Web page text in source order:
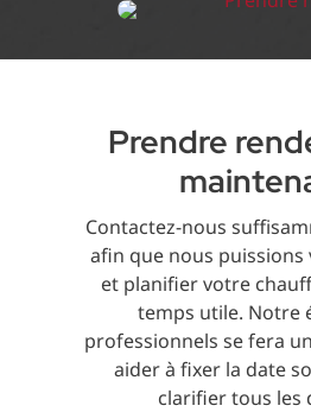
Prendre
Contactez-nous
afin que nous puissions
et planifier votre
temps utile. Notre
professionnels se fera
aider à fixer la date
clarifier tous les